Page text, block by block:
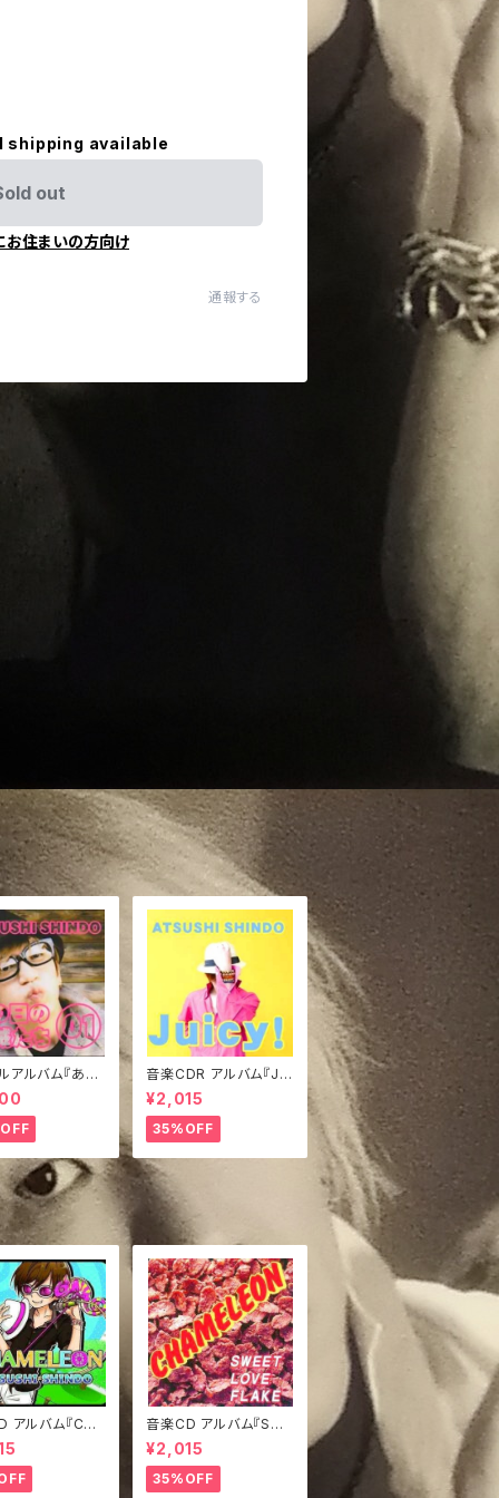
shipping available
out
お住まいの方向け
通報する
アルバム『あの
たち①』
音楽CDR アルバム『Jui
cy!』きぃジャケVer.
¥2,015
35%OFF
アルバム『CHA
』
音楽CD アルバム『SWE
ET LOVE FLAKE』
¥2,015
35%OFF